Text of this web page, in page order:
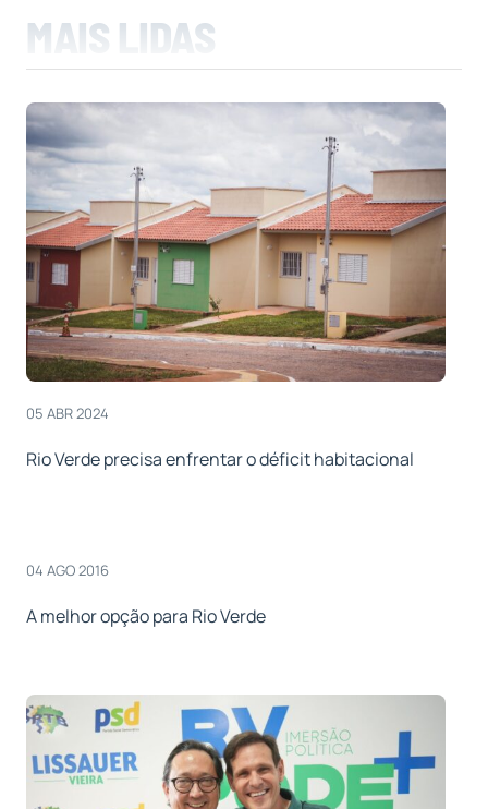
MAIS LIDAS
05 ABR 2024
Rio Verde precisa enfrentar o déficit habitacional
04 AGO 2016
A melhor opção para Rio Verde